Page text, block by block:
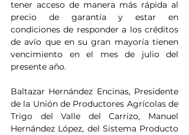
tener acceso de manera más rápida al
precio de garantía y estar en
condiciones de responder a los créditos
de avío que en su gran mayoría tienen
vencimiento en el mes de julio del
presente año.
Baltazar Hernández Encinas, Presidente
de la Unión de Productores Agrícolas de
Trigo del Valle del Carrizo, Manuel
Hernández López, del Sistema Producto